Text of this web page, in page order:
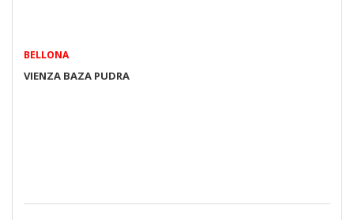
BELLONA
VIENZA BAZA PUDRA